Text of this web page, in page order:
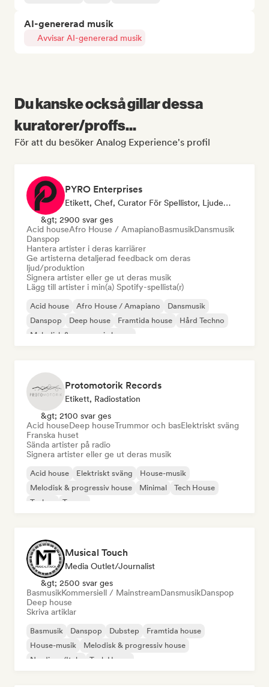
AI-genererad musik
Avvisar AI-genererad musik
Du kanske också gillar dessa
kuratorer/proffs...
För att du besöker Analog Experience's profil
PYRO Enterprises
Etikett, Chef, Curator För Spellistor, Ljudexpert
&gt; 2900 svar ges
Acid houseAfro House / AmapianoBasmusikDansmusik
Danspop
Hantera artister i deras karriärer
Ge artisterna detaljerad feedback om deras
ljud/produktion
Signera artister eller ge ut deras musik
Lägg till artister i min(a) Spotify-spellista(r)
Acid house Afro House / Amapiano
Dansmusik
Danspop
Deep house Framtida house
Hård Techno
Melodisk & progressiv house
Protomotorik Records
Etikett, Radiostation
&gt; 2100 svar ges
Acid houseDeep houseTrummor och basElektriskt sväng
Franska huset
Sända artister på radio
Signera artister eller ge ut deras musik
Acid house Elektriskt sväng
House-musik
Melodisk & progressiv house
Minimal
Tech House
Techno
Trance
Musical Touch
Media Outlet/Journalist
&gt; 2500 svar ges
BasmusikKommersiell / MainstreamDansmusikDanspop
Deep house
Skriva artiklar
Basmusik Danspop Dubstep
Framtida house
House-musik
Melodisk & progressiv house
Nu-disco/Italo
Tech House